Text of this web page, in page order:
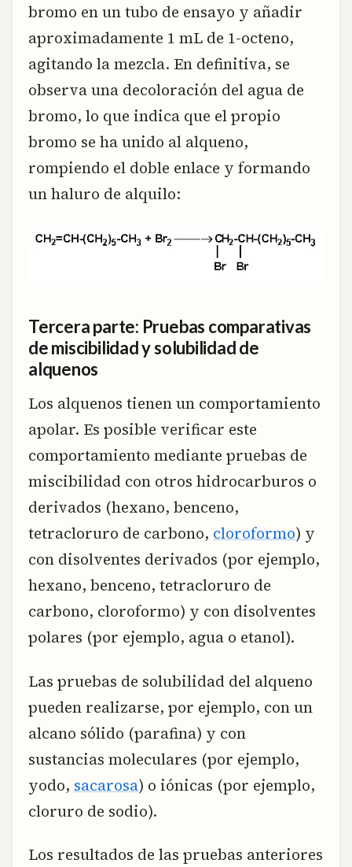
bromo en un tubo de ensayo y añadir
aproximadamente 1 mL de 1-octeno,
agitando la mezcla. En definitiva, se
observa una decoloración del agua de
bromo, lo que indica que el propio
bromo se ha unido al alqueno,
rompiendo el doble enlace y formando
un haluro de alquilo:
Tercera parte: Pruebas comparativas
de miscibilidad y solubilidad de
alquenos
Los alquenos tienen un comportamiento
apolar. Es posible verificar este
comportamiento mediante pruebas de
miscibilidad con otros hidrocarburos o
derivados (hexano, benceno,
tetracloruro de carbono, cloroformo) y
con disolventes derivados (por ejemplo,
hexano, benceno, tetracloruro de
carbono, cloroformo) y con disolventes
polares (por ejemplo, agua o etanol).
Las pruebas de solubilidad del alqueno
pueden realizarse, por ejemplo, con un
alcano sólido (parafina) y con
sustancias moleculares (por ejemplo,
yodo, sacarosa) o iónicas (por ejemplo,
cloruro de sodio).
Los resultados de las pruebas anteriores